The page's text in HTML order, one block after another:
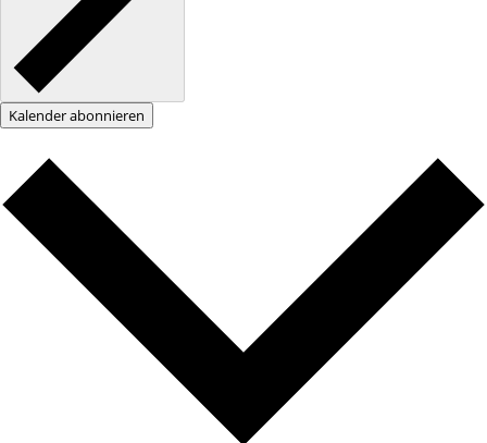
Kalender abonnieren